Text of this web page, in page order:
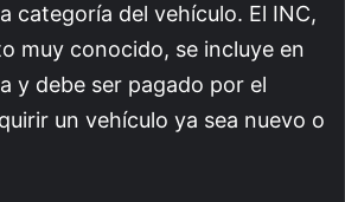
categoría del vehículo. El INC,
muy conocido, se incluye en
y debe ser pagado por el
un vehículo ya sea nuevo o